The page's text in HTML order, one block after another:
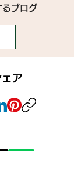
るブログ
ア